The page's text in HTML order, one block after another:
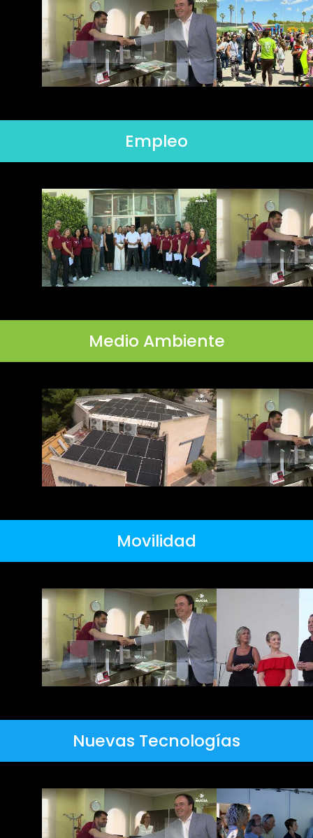
Empleo
Medio Ambiente
Movilidad
Nuevas Tecnologías